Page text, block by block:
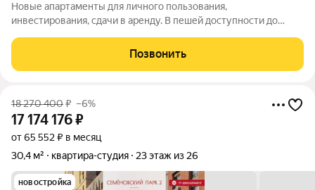
Новые апартаменты для личного пользования,
инвестирования, сдачи в аренду. В пешей доступности до
входной группой в помещения-студии.
Позвонить
18 270 400₽ –6%
17 174 176₽
от 65 552 ₽ в месяц
30,4 м²
квартира-студия 23 этаж из 26
новостройка